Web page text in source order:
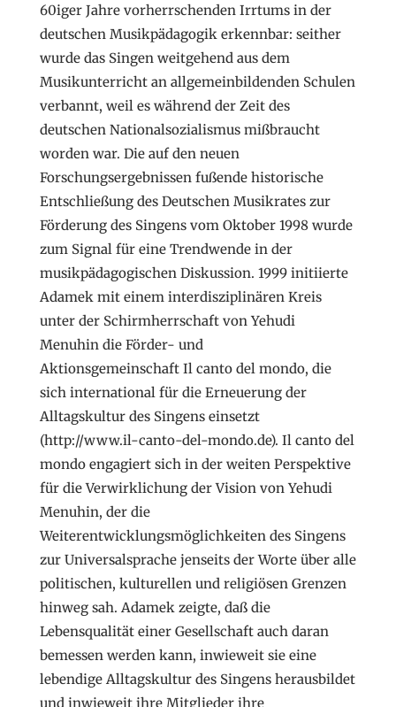
60iger Jahre vorherrschenden Irrtums in der
deutschen Musikpädagogik erkennbar: seither
wurde das Singen weitgehend aus dem
Musikunterricht an allgemeinbildenden Schulen
verbannt, weil es während der Zeit des
deutschen Nationalsozialismus mißbraucht
worden war. Die auf den neuen
Forschungsergebnissen fußende historische
Entschließung des Deutschen Musikrates zur
Förderung des Singens vom Oktober 1998 wurde
zum Signal für eine Trendwende in der
musikpädagogischen Diskussion. 1999 initiierte
Adamek mit einem interdisziplinären Kreis
unter der Schirmherrschaft von Yehudi
Menuhin die Förder- und
Aktionsgemeinschaft Il canto del mondo, die
sich international für die Erneuerung der
Alltagskultur des Singens einsetzt
(http://www.il-canto-del-mondo.de). Il canto del
mondo engagiert sich in der weiten Perspektive
für die Verwirklichung der Vision von Yehudi
Menuhin, der die
Weiterentwicklungsmöglichkeiten des Singens
zur Universalsprache jenseits der Worte über alle
politischen, kulturellen und religiösen Grenzen
hinweg sah. Adamek zeigte, daß die
Lebensqualität einer Gesellschaft auch daran
bemessen werden kann, inwieweit sie eine
lebendige Alltagskultur des Singens herausbildet
und inwieweit ihre Mitglieder ihre